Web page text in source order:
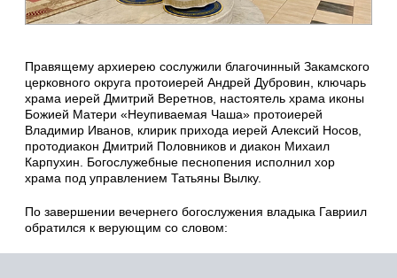
Правящему архиерею сослужили благочинный Закамского
церковного округа протоиерей Андрей Дубровин, ключарь
храма иерей Дмитрий Веретнов, настоятель храма иконы
Божией Матери «Неупиваемая Чаша» протоиерей
Владимир Иванов, клирик прихода иерей Алексий Носов,
протодиакон Дмитрий Половников и диакон Михаил
Карпухин. Богослужебные песнопения исполнил хор
храма под управлением Татьяны Вылку.
По завершении вечернего богослужения владыка Гавриил
обратился к верующим со словом: